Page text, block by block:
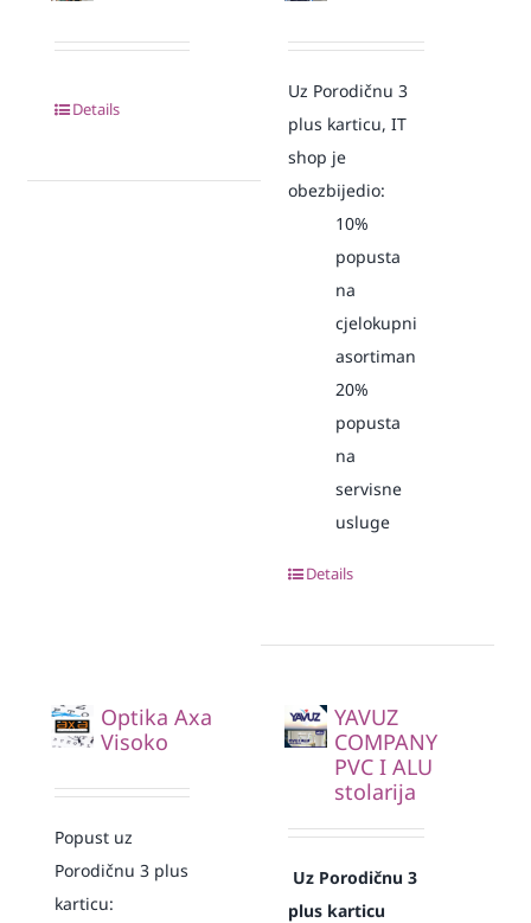
Details
Uz Porodičnu 3
plus karticu, IT
shop je
obezbijedio:
10%
popusta
na
cjelokupni
asortiman
20%
popusta
na
servisne
usluge
Details
Optika Axa
Visoko
Popust uz
Porodičnu 3 plus
karticu:
YAVUZ
COMPANY
PVC I ALU
stolarija
Uz Porodičnu 3
plus karticu